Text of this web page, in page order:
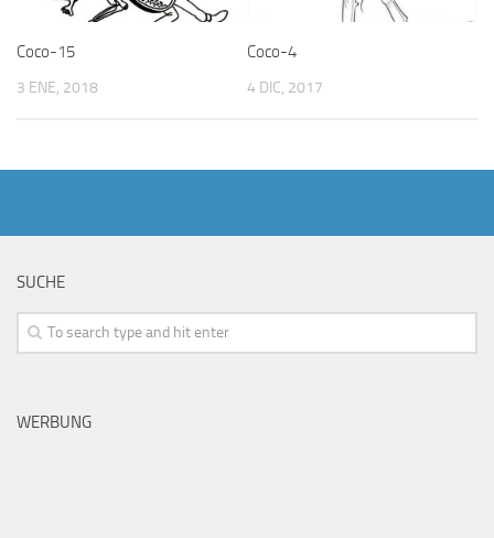
Coco-15
3 ENE, 2018
Coco-4
4 DIC, 2017
SUCHE
WERBUNG